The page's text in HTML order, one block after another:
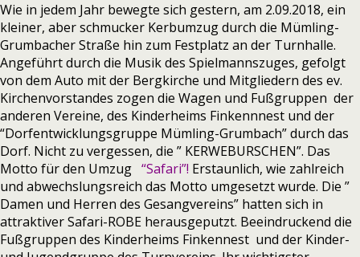
Wie in jedem Jahr bewegte sich gestern, am 2.09.2018, ein
kleiner, aber schmucker Kerbumzug durch die Mümling-
Grumbacher Straße hin zum Festplatz an der Turnhalle.
Angeführt durch die Musik des Spielmannszuges, gefolgt
von dem Auto mit der Bergkirche und Mitgliedern des ev.
Kirchenvorstandes zogen die Wagen und Fußgruppen der
anderen Vereine, des Kinderheims Finkennnest und der
“Dorfentwicklungsgruppe Mümling-Grumbach” durch das
Dorf. Nicht zu vergessen, die ” KERWEBURSCHEN”. Das
Motto für den Umzug “Safari”! Erstaunlich, wie zahlreich
und abwechslungsreich das Motto umgesetzt wurde. Die ”
Damen und Herren des Gesangvereins” hatten sich in
attraktiver Safari-ROBE herausgeputzt. Beeindruckend die
Fußgruppen des Kinderheims Finkennest und der Kinder-